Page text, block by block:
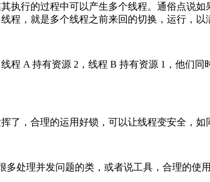
行的过程中可以产生多个线程。通俗点说
程，就是多个线程之前来回的切换，运行，以
A 持有资源 2，线程 B 持有资源 1，他们
，合理的运用好锁，可以让线程变安全，如
多处理并发问题的类，或者说工具，合理的使